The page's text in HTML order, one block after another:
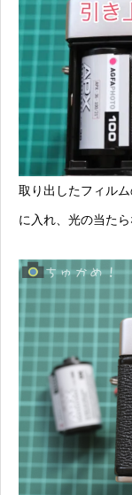
取り出したフィル
に入れ、光の当た